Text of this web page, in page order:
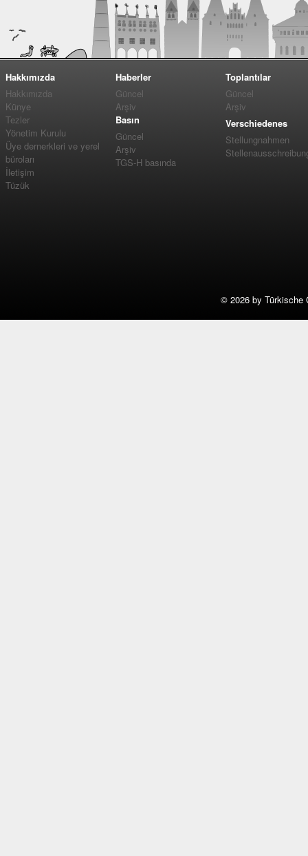
Hakkımızda
Hakkımızda
Künye
Tezler
Yönetim Kurulu
Üye dernerkleri ve yerel
büroları
İletişim
Tüzük
Haberler
Güncel
Arşiv
Basın
Güncel
Arşiv
TGS-H basında
Toplantılar
Güncel
Arşiv
Verschiedenes
Stellungnahmen
© 2026 by Türkische